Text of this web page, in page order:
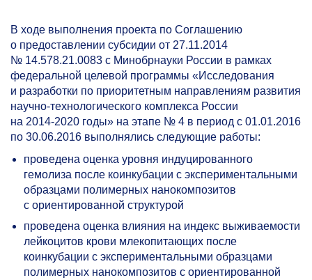
В ходе выполнения проекта по Соглашению
о предоставлении субсидии от 27.11.2014
№ 14.578.21.0083 с Минобрнауки России в рамках
федеральной целевой программы «Исследования
и разработки по приоритетным направлениям развития
научно-технологического комплекса России
на 2014-2020 годы» на этапе № 4 в период с 01.01.2016
по 30.06.2016 выполнялись следующие работы:
проведена оценка уровня индуцированного
гемолиза после коинкубации с экспериментальными
образцами полимерных нанокомпозитов
с ориентированной структурой
проведена оценка влияния на индекс выживаемости
лейкоцитов крови млекопитающих после
коинкубации с экспериментальными образцами
полимерных нанокомпозитов с ориентированной